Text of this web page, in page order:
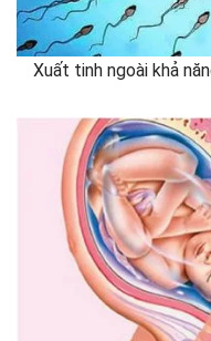
Xuất tinh ngoài khả